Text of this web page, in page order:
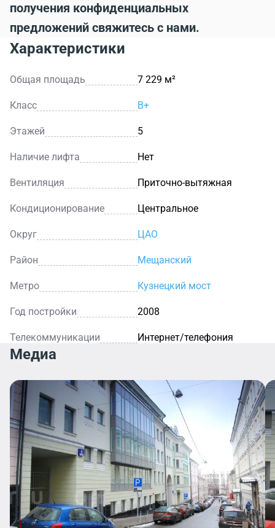
получения конфиденциальных
предложений свяжитесь с нами.
Характеристики
Общая площадь 7 229 м²
Класс B+
Этажей 5
Наличие лифта Нет
Вентиляция Приточно-вытяжная
Кондиционирование Центральное
Округ ЦАО
Район Мещанский
Метро Кузнецкий мост
Год постройки 2008
Телекоммуникации Интернет/телефония
Медиа